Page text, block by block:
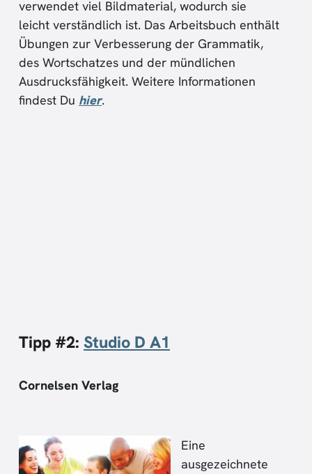
verwendet viel Bildmaterial, wodurch sie
leicht verständlich ist. Das Arbeitsbuch enthält
Übungen zur Verbesserung der Grammatik,
des Wortschatzes und der mündlichen
Ausdrucksfähigkeit. Weitere Informationen
findest Du hier.
Tipp #2: Studio D A1
Cornelsen Verlag
Eine
ausgezeichnete